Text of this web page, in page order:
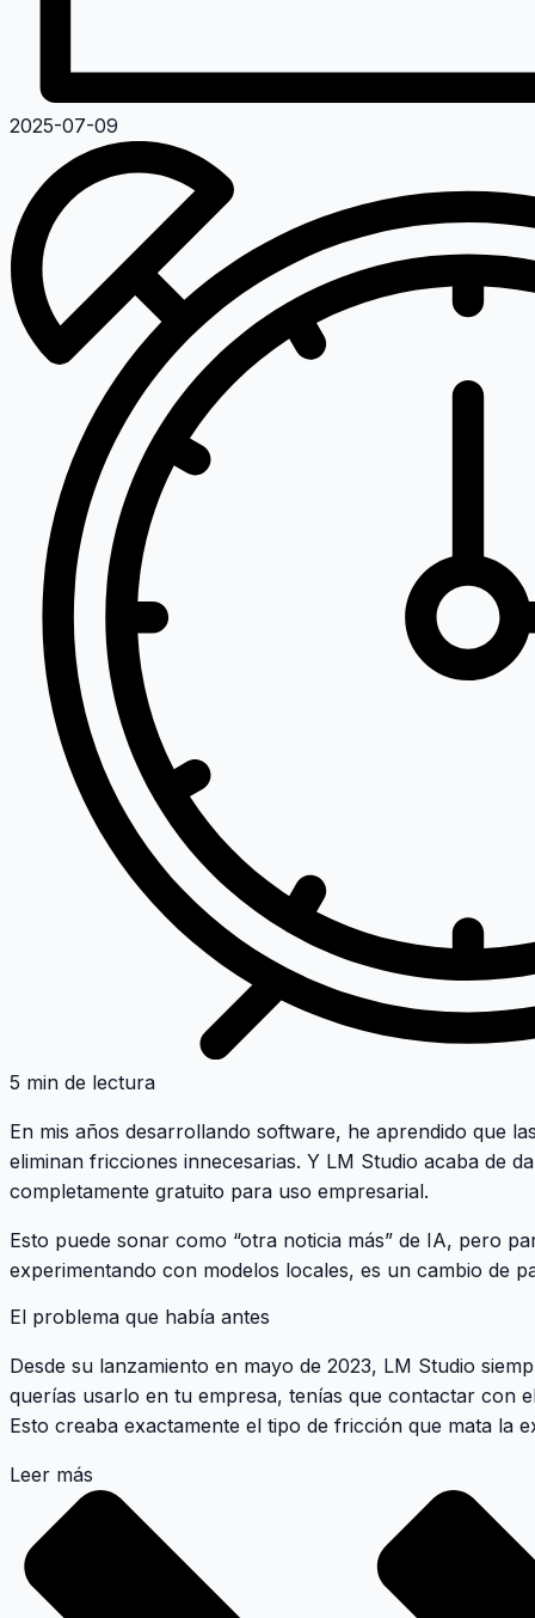
2025-07-09
5 min de lectura
En mis años desarrollando software, he aprendido que
eliminan fricciones innecesarias. Y LM Studio acaba de
completamente gratuito para uso empresarial.
Esto puede sonar como “otra noticia más” de IA, pero
experimentando con modelos locales, es un cambio de
El problema que había antes
Desde su lanzamiento en mayo de 2023, LM Studio
querías usarlo en tu empresa, tenías que contactar con
Esto creaba exactamente el tipo de fricción que mata la
Leer más